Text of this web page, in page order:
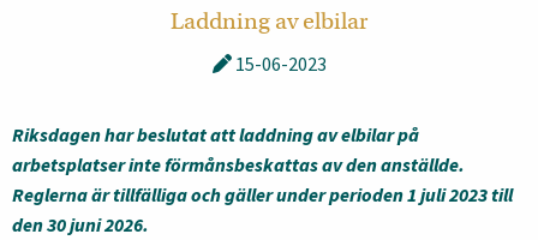
Laddning av elbilar
15-06-2023
Riksdagen har beslutat att laddning av elbilar på
arbetsplatser inte förmånsbeskattas av den anställde.
Reglerna är tillfälliga och gäller under perioden 1 juli 2023 till
den 30 juni 2026.